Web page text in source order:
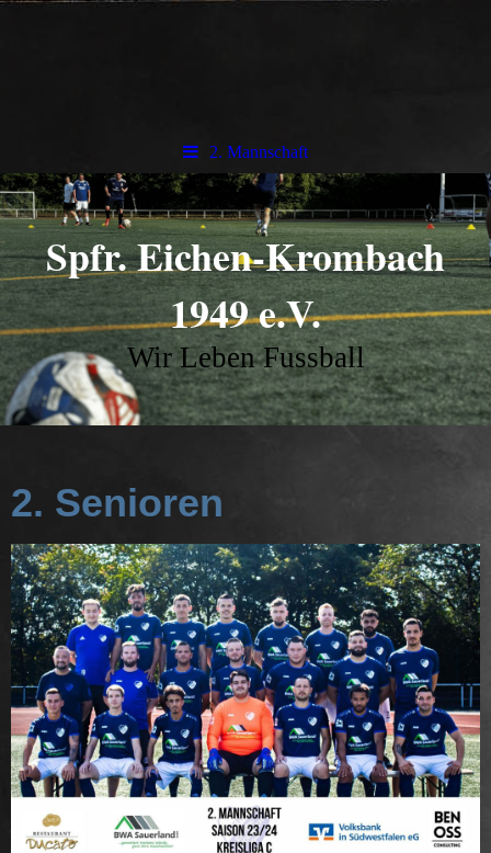
2. Mannschaft
Spfr. Eichen-Krombach
1949 e.V.
Wir Leben Fussball
2. Senioren